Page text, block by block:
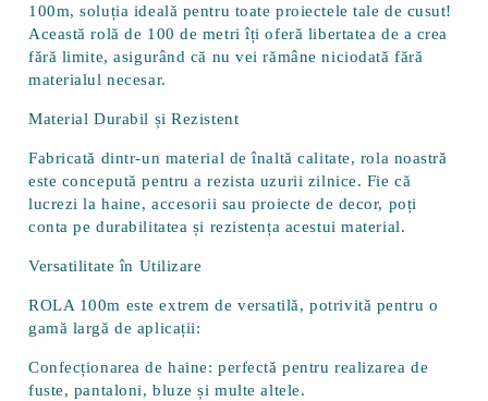
100m, soluția ideală pentru toate proiectele tale de cusut!
Această rolă de 100 de metri îți oferă libertatea de a crea
fără limite, asigurând că nu vei rămâne niciodată fără
materialul necesar.
Material Durabil și Rezistent
Fabricată dintr-un material de înaltă calitate, rola noastră
este concepută pentru a rezista uzurii zilnice. Fie că
lucrezi la haine, accesorii sau proiecte de decor, poți
conta pe durabilitatea și rezistența acestui material.
Versatilitate în Utilizare
ROLA 100m este extrem de versatilă, potrivită pentru o
gamă largă de aplicații:
Confecționarea de haine: perfectă pentru realizarea de
fuste, pantaloni, bluze și multe altele.